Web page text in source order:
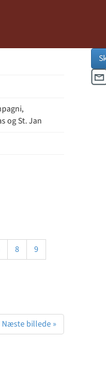
og St. Jan
8
9
Næste billede »